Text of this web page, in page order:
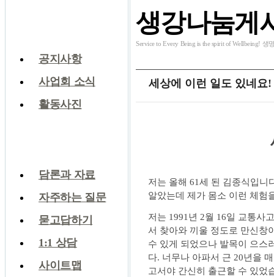
공지사항
사업회 소식
활동사진
담론과 자료
자주하는 질문
묻고답하기
1:1 상담
사이트맵
생강나눔게
Service to Every Being is the spirit of Wellbeing!
세상에 이런 일도 있네요!
저는 올해 61세 된 김종식입니
알았는데 제가 몸소 이런 체험
저는 1991년 2월 16일 교통사
서 찾아와 끼울 정도로 만신창
수 있게 되었으나 발목이 으스
다. 너무나 아파서 근 20년을
고서야 간신히 출근할 수 있었